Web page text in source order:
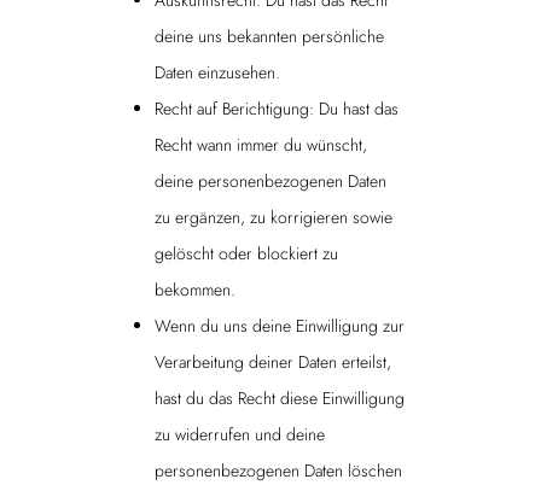
deine uns bekannten persönliche
Daten einzusehen.
Recht auf Berichtigung: Du hast das
Recht wann immer du wünscht,
deine personenbezogenen Daten
zu ergänzen, zu korrigieren sowie
gelöscht oder blockiert zu
bekommen.
Wenn du uns deine Einwilligung zur
Verarbeitung deiner Daten erteilst,
hast du das Recht diese Einwilligung
zu widerrufen und deine
personenbezogenen Daten löschen